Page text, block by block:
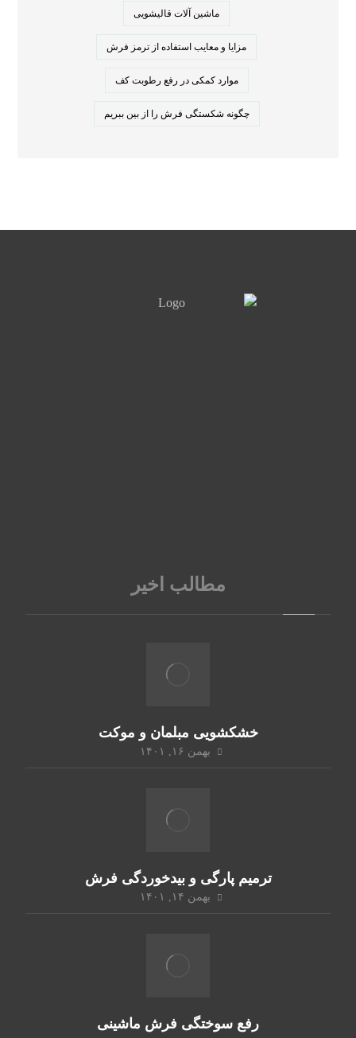
ماشین آلات قالیشویی
مزایا و معایب استفاده از ترمز فرش
موارد کمکی در رفع رطوبت کف
چگونه شکستگی فرش را از بین ببریم
مطالب اخیر
خشکشویی مبلمان و موکت
بهمن ۱۶, ۱۴۰۱
ترمیم پارگی و بیدخوردگی فرش
بهمن ۱۴, ۱۴۰۱
رفع سوختگی فرش ماشینی